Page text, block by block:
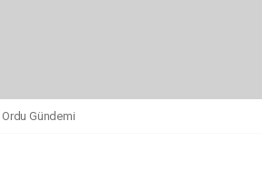
Ordu Gündemi